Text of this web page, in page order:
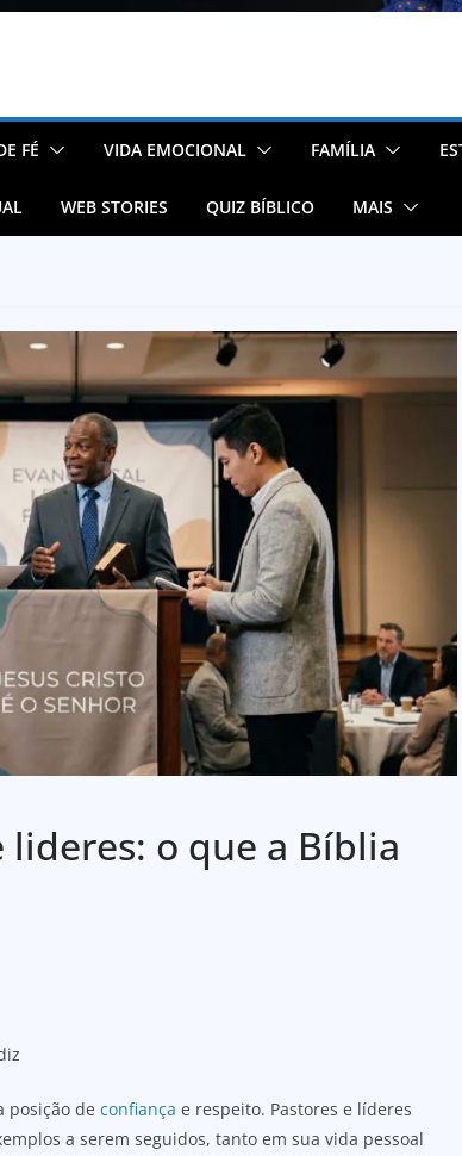
FÉ VIDA EMOCIONAL FAMÍLIA
WEB STORIES QUIZ BÍBLICO MAIS
lideres: o que a Bíblia
posição de confiança e respeito. Pastores e líderes
a serem seguidos, tanto em sua vida pessoal